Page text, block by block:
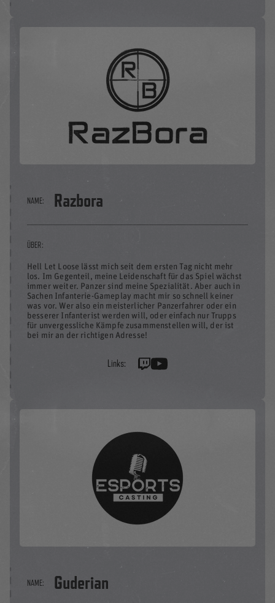
NAME: Razbora
ÜBER:
Hell Let Loose lässt mich seit dem ersten Tag nicht mehr
los. Im Gegenteil, meine Leidenschaft für das Spiel wächst
immer weiter. Panzer sind meine Spezialität. Aber auch in
Sachen Infanterie-Gameplay macht mir so schnell keiner
was vor. Wer also ein meisterlicher Panzerfahrer oder ein
besserer Infanterist werden will, oder einfach nur Trupps
für unvergessliche Kämpfe zusammenstellen will, der ist
bei mir an der richtigen Adresse!
Links:
NAME: Guderian